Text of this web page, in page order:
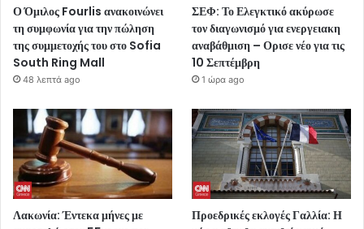
Ο Όμιλος Fourlis ανακοινώνει
τη συμφωνία για την πώληση
της συμμετοχής του στο Sofia
South Ring Mall
48 λεπτά ago
ΣΕΦ: Το Ελεγκτικό ακύρωσε
τον διαγωνισμό για ενεργειακη
αναβάθμιση – Ορισε νέο για τις
10 Σεπτέμβρη
1 ώρα ago
Λακωνία: Έντεκα μήνες με
Προεδρικές εκλογές Γαλλία: Η